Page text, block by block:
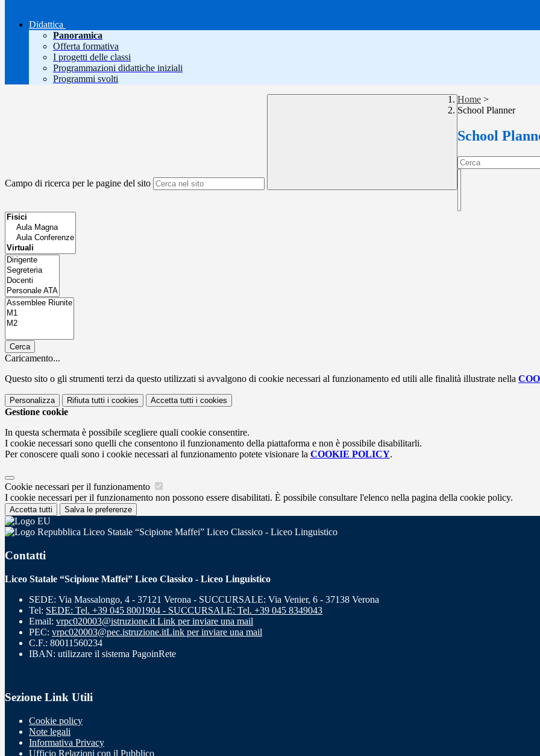
Didattica
Panoramica
Offerta formativa
I progetti delle classi
Programmazioni didattiche iniziali
Programmi svolti
Campo di ricerca per le pagine del sito
Home >
School Planner
School
Cerca
Caricamento...
Questo sito o gli strumenti terzi da questo utilizzati si avvalgono di cookie necessari al funzionamento ed utili alle finalità illustrate nella
Personalizza Rifiuta tutti i cookies Accetta tutti i cookies
Gestione cookie
In questa schermata è possibile scegliere quali cookie consentire.
I cookie necessari sono quelli che consentono il funzionamento della piattaforma e non è possibile disabilitarli.
Per conoscere quali sono i cookie necessari al funzionamento potete visionare la COOKIE POLICY.
Cookie necessari per il funzionamento
I cookie necessari per il funzionamento non possono essere disabilitati. È possibile consultare l'elenco nella pagina della cookie policy.
Accetta tutti Salva le preferenze
Liceo Statale “Scipione Maffei” Liceo Classico - Liceo Linguistico
Contatti
Liceo Statale “Scipione Maffei” Liceo Classico - Liceo Linguistico
SEDE: Via Massalongo, 4 - 37121 Verona - SUCCURSALE: Via Venier, 6 - 37138 Verona
Tel: SEDE: Tel. +39 045 8001904 - SUCCURSALE: Tel. +39 045 8349043
Email: vrpc020003@istruzione.it Link per inviare una mail
PEC: vrpc020003@pec.istruzione.itLink per inviare una mail
C.F.: 80011560234
IBAN: utilizzare il sistema PagoinRete
Sezione Link Utili
Cookie policy
Note legali
Informativa Privacy
Ufficio Relazioni con il Pubblico